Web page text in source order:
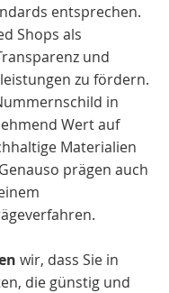
entsprechen.
Shops als
und
zu fördern.
in
Wert auf
Materialien
prägen auch
wir, dass Sie in
die günstig und